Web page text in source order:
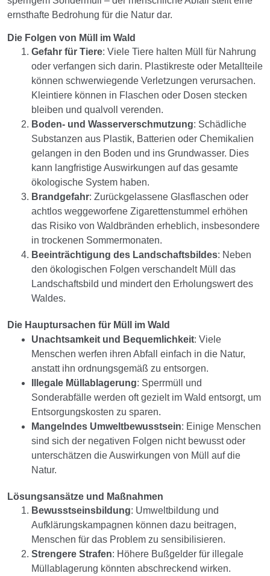
ernsthafte Bedrohung für die Natur dar.
Die Folgen von Müll im Wald
Gefahr für Tiere: Viele Tiere halten Müll für Nahrung
oder verfangen sich darin. Plastikreste oder Metallteile
können schwerwiegende Verletzungen verursachen.
Kleintiere können in Flaschen oder Dosen stecken
bleiben und qualvoll verenden.
Boden- und Wasserverschmutzung: Schädliche
Substanzen aus Plastik, Batterien oder Chemikalien
gelangen in den Boden und ins Grundwasser. Dies
kann langfristige Auswirkungen auf das gesamte
ökologische System haben.
Brandgefahr: Zurückgelassene Glasflaschen oder
achtlos weggeworfene Zigarettenstummel erhöhen
das Risiko von Waldbränden erheblich, insbesondere
in trockenen Sommermonaten.
Beeinträchtigung des Landschaftsbildes: Neben
den ökologischen Folgen verschandelt Müll das
Landschaftsbild und mindert den Erholungswert des
Waldes.
Die Hauptursachen für Müll im Wald
Unachtsamkeit und Bequemlichkeit: Viele
Menschen werfen ihren Abfall einfach in die Natur,
anstatt ihn ordnungsgemäß zu entsorgen.
Illegale Müllablagerung: Sperrmüll und
Sonderabfälle werden oft gezielt im Wald entsorgt, um
Entsorgungskosten zu sparen.
Mangelndes Umweltbewusstsein: Einige Menschen
sind sich der negativen Folgen nicht bewusst oder
unterschätzen die Auswirkungen von Müll auf die
Natur.
Lösungsansätze und Maßnahmen
Bewusstseinsbildung: Umweltbildung und
Aufklärungskampagnen können dazu beitragen,
Menschen für das Problem zu sensibilisieren.
Strengere Strafen: Höhere Bußgelder für illegale
Müllablagerung könnten abschreckend wirken.